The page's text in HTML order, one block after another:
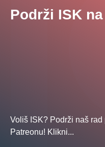
Podrži ISK
Voliš ISK? Podrži naš
Patreonu! Klikni...